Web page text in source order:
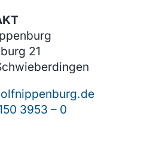
21
3953 – 0